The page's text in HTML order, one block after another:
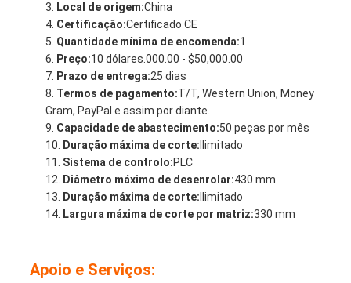
Local de origem:China
Certificação:Certificado CE
Quantidade mínima de encomenda:1
Preço:10 dólares.000.00 - $50,000.00
Prazo de entrega:25 dias
Termos de pagamento:T/T, Western Union, Money
Gram, PayPal e assim por diante.
Capacidade de abastecimento:50 peças por mês
Duração máxima de corte: Ilimitado
Sistema de controlo:PLC
Diâmetro máximo de desenrolar:430 mm
Duração máxima de corte: Ilimitado
Largura máxima de corte por matriz:330 mm
Apoio e Serviços: